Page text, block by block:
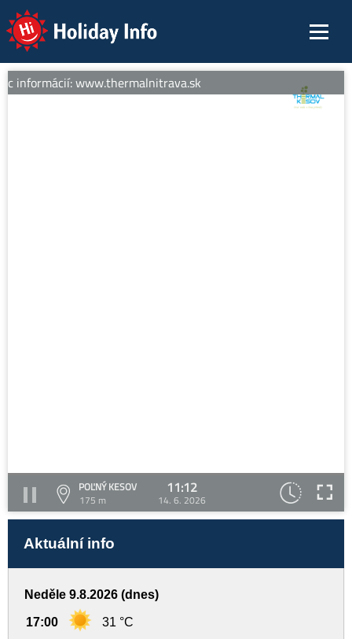
Holiday Info
informácií: www.thermalnitrava.sk
POĽNÝ KESOV
175 m
11:12
14. 6. 2026
Aktuální info
Neděle 9.8.2026 (dnes)
17:00 31 °C